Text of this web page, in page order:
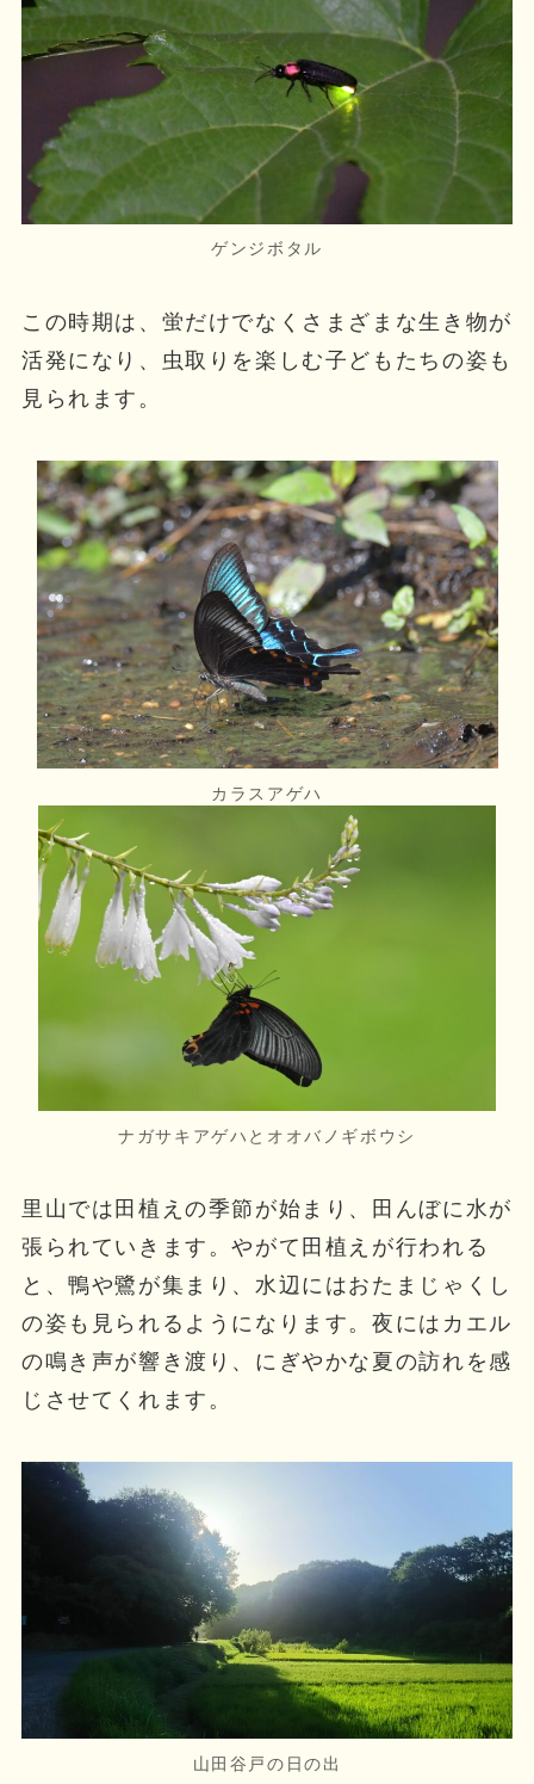
ゲンジボタル
この時期は、蛍だけでなくさまざまな生き物が
活発になり、虫取りを楽しむ子どもたちの姿も
見られます。
カラスアゲハ
ナガサキアゲハとオオバノギボウシ
里山では田植えの季節が始まり、田んぼに水が
張られていきます。やがて田植えが行われる
と、鴨や鷺が集まり、水辺にはおたまじゃくし
の姿も見られるようになります。夜にはカエル
の鳴き声が響き渡り、にぎやかな夏の訪れを感
じさせてくれます。
山田谷戸の日の出